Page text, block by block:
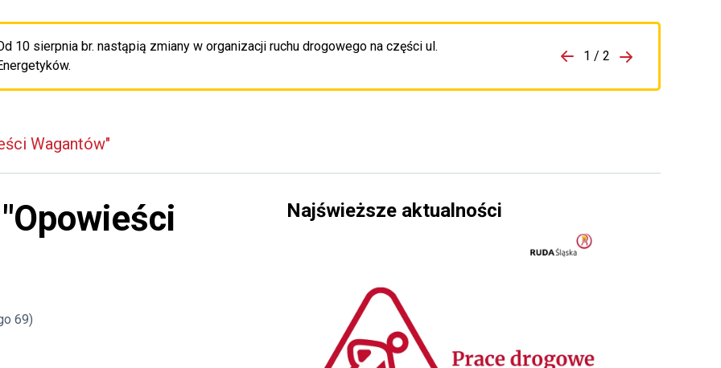
10 sierpnia br. nastąpią zmiany w organizacji ruchu drogowego na części ul.Przejdź do porzpedniego komunikatu 1 / 2
Przejdź do
Wagantów"
69)
Najświeższe aktualności